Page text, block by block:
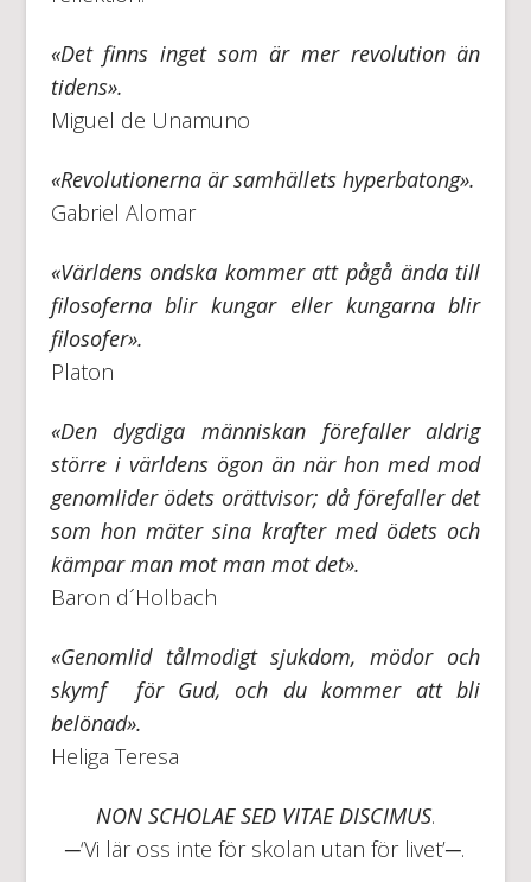
«Det finns inget som är mer revolution än
tidens».
Miguel de Unamuno
«Revolutionerna är samhällets hyperbatong».
Gabriel Alomar
«Världens ondska kommer att pågå ända till
filosoferna blir kungar eller kungarna blir
filosofer».
Platon
«Den dygdiga människan förefaller aldrig
större i världens ögon än när hon med mod
genomlider ödets orättvisor; då förefaller det
som hon mäter sina krafter med ödets och
kämpar man mot man mot det».
Baron d´Holbach
«Genomlid tålmodigt sjukdom, mödor och
skymf för Gud, och du kommer att bli
belönad».
Heliga Teresa
NON SCHOLAE SED VITAE DISCIMUS.
─‘Vi lär oss inte för skolan utan för livet’─.